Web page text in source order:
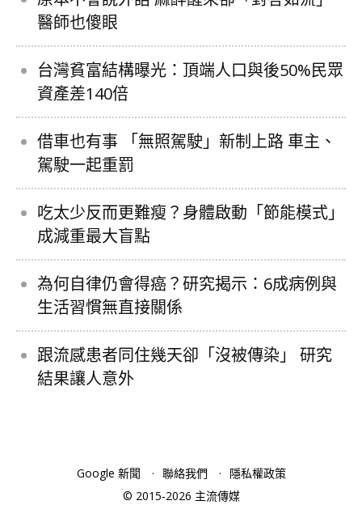
醫師也傻眼
台灣貧富結構曝光：頂端人口與後50%民眾
資產差140倍
借車也有事 「無照駕駛」新制上路 車主、
駕駛一起重罰
吃太少反而更難瘦？身體啟動「節能模式」
成減重最大盲點
為何自律仍會得癌？研究揭示：6成病例與
生活習慣無直接關係
跟流感患者同住幾天卻「沒被傳染」 研究
結果讓人意外
Google 新聞 聯絡我們
隱私權政策
© 2015-2026 主流傳媒